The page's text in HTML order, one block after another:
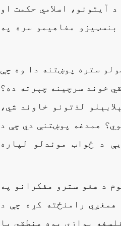
آیتونو، اسلامي حکمت او
مفاهیمو سره په
ستره پوښتنه دا وه چې
خوند سرچینه چېرته ده؟
لذتونو خاوند شي،
همدغه پوښتنې دي چې د
د ځواب موندلو لپاره
د هغو سترو مفکرانو په
رامنځته کړه چې د
یوازې یوه منطقي یا